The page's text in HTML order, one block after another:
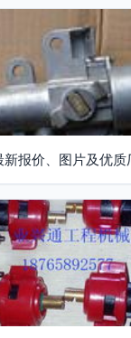
报价、图片及优质